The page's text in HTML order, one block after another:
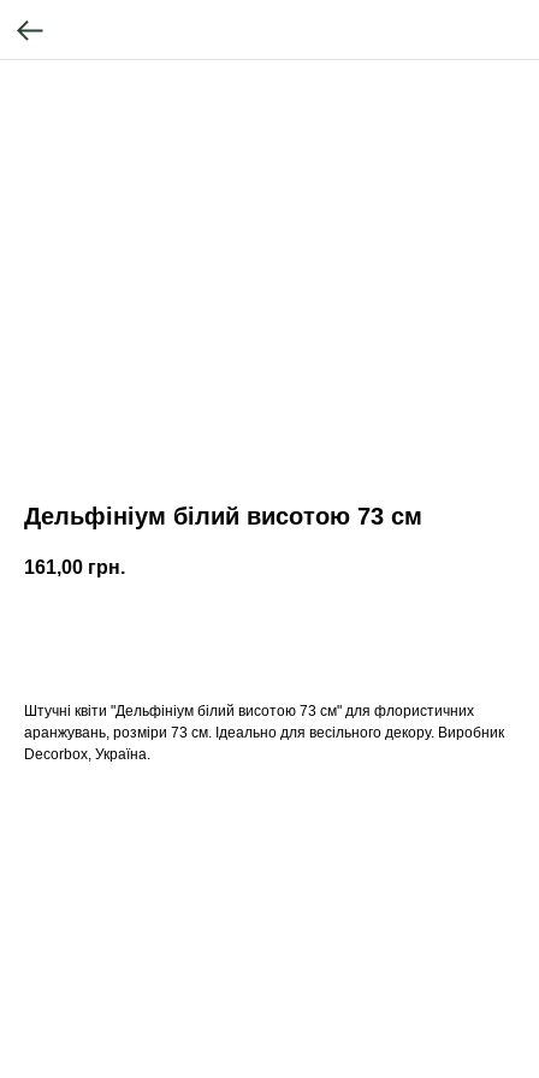
Дельфініум білий висотою 73 см
161,00 грн.
Штучні квіти "Дельфініум білий висотою 73 см" для флористичних
аранжувань, розміри 73 см. Ідеально для весільного декору. Виробник
Decorbox, Україна.